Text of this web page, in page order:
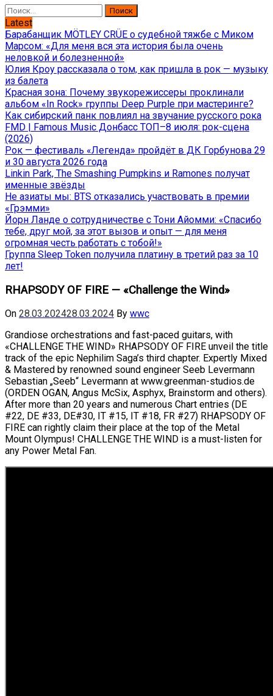
Найти:
Latest
Барабанщик MÖTLEY CRÜE о судебной тяжбе с Миком
Марсом: «Для меня вся эта история была очень
неловкой и болезненной»
Юлия Кроу рассказала о том, как пришла в рок — музыку
из балета
Красная зона: Почему звукорежиссеры проклинали
альбом «In Rock» группы Deep Purple при мастеринге?
Как сибирский панк повлиял на звучание русского рока
FMD | Famous Music Донбасс ТОП–8 июля: рок-сцена
(2026)
Рок — фестиваль «Легенда» пройдёт в ДК Горбунова 29
и 30 августа 2026 года
Linkin Park, The Smashing Pumpkins и Ramones получат
именные звёзды
Не азиаты мы: BTS отказались участвовать в премии
«Грэмми»
Йорн Ланде о сотрудничестве с Тони Айомми: «Спасибо
тебе, друг мой, за этот вызов и опыт — для меня
огромная честь работать с тобой!»
Группа Sleep Token получила платину в третий раз за 10
лет!
RHAPSODY OF FIRE — «Challenge the Wind»
On 28.03.202428.03.2024 By wwc
Grandiose orchestrations and fast-paced guitars, with
«CHALLENGE THE WIND» RHAPSODY OF FIRE unveil the title
track of the epic Nephilim Saga’s third chapter. Expertly Mixed
& Mastered by renowned sound engineer Seeb Levermann
Sebastian „Seeb“ Levermann at www.greenman-studios.de
(ORDEN OGAN, Angus McSix, Asphyx, Brainstorm and others).
After more than 20 years and numerous Chart entries (DE
#22, DE #33, DE#30, IT #15, IT #18, FR #27) RHAPSODY OF
FIRE can rightly claim their place at the top of the Metal
Mount Olympus! CHALLENGE THE WIND is a must-listen for
any Power Metal Fan.